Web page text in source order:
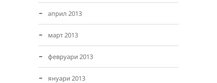
април 2013
март 2013
февруари 2013
януари 2013